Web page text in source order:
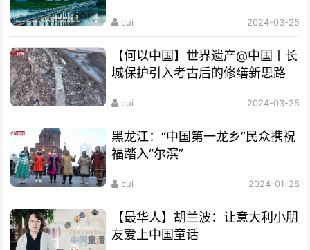
cui 2024-03-25
【何以中国】世界遗产@中国丨长
城保护引入考古后的修缮新思路
cui 2024-03-25
黑龙江：“中国第一龙乡”民众携祝
福踏入“尔滨”
cui 2024-01-28
【最华人】胡兰波：让意大利小朋
友爱上中国童话